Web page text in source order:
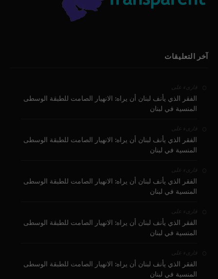
آخر التعليقات
قارىء على
الفقر الذي يأنف لبنان أن يراه: الانهيار الصامت للطبقة الوسطى
المنسية في لبنان
قارىء على
الفقر الذي يأنف لبنان أن يراه: الانهيار الصامت للطبقة الوسطى
المنسية في لبنان
قارىء على
الفقر الذي يأنف لبنان أن يراه: الانهيار الصامت للطبقة الوسطى
المنسية في لبنان
قارىء على
الفقر الذي يأنف لبنان أن يراه: الانهيار الصامت للطبقة الوسطى
المنسية في لبنان
قارىء على
الفقر الذي يأنف لبنان أن يراه: الانهيار الصامت للطبقة الوسطى
المنسية في لبنان